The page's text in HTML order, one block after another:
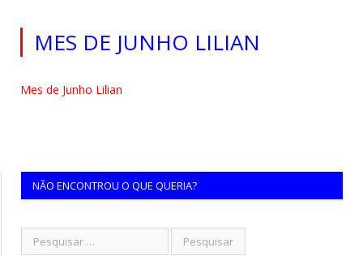
MES DE JUNHO LILIAN
Mes de Junho Lilian
NÃO ENCONTROU O QUE QUERIA?